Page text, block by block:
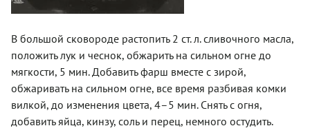
В большой сковороде растопить 2 ст. л. сливочного масла,
положить лук и чеснок, обжарить на сильном огне до
мягкости, 5 мин. Добавить фарш вместе с зирой,
обжаривать на сильном огне, все время разбивая комки
вилкой, до изменения цвета, 4–5 мин. Снять с огня,
добавить яйца, кинзу, соль и перец, немного остудить.